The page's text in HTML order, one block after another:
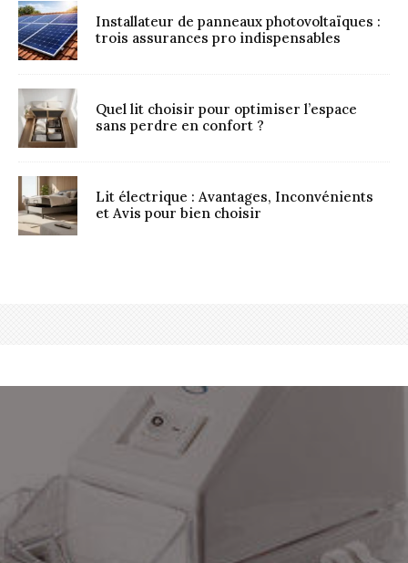
Installateur de panneaux photovoltaïques :
trois assurances pro indispensables
Quel lit choisir pour optimiser l’espace
sans perdre en confort ?
Lit électrique : Avantages, Inconvénients
et Avis pour bien choisir